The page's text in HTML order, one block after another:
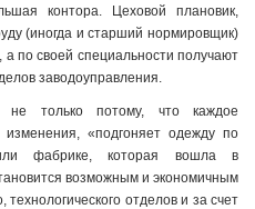
контора. Цеховой плановик,
(иногда и старший нормировщик)
по своей специальности получают
заводоуправления.
только потому, что каждое
«подгоняет одежду по
фабрике, которая вошла в
возможным и экономичным
технологического отделов и за счет